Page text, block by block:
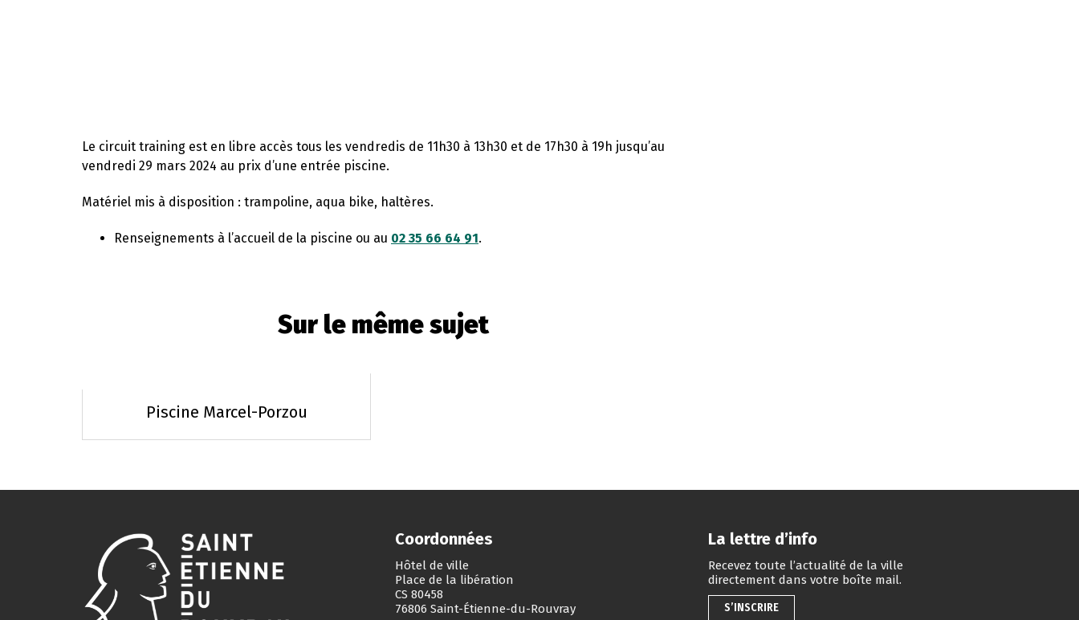
Le circuit training est en libre accès tous les vendredis de 11h30 à 13h30 et de 17h30 à 19h jusqu’au
vendredi 29 mars 2024 au prix d’une entrée piscine.
Matériel mis à disposition : trampoline, aqua bike, haltères.
Renseignements à l’accueil de la piscine ou au 02 35 66 64 91.
Sur le même sujet
Piscine Marcel-Porzou
Coordonnées
Hôtel de ville
Place de la libération
CS 80458
76806 Saint-Étienne-du-Rouvray
La lettre d’info
Recevez toute l’actualité de la ville
directement dans votre boîte mail.
S’INSCRIRE